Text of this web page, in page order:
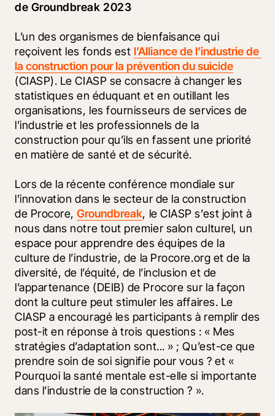
de Groundbreak 2023
L’un des organismes de bienfaisance qui
reçoivent les fonds est l’Alliance de l’industrie de
la construction pour la prévention du suicide
(CIASP). Le CIASP se consacre à changer les
statistiques en éduquant et en outillant les
organisations, les fournisseurs de services de
l’industrie et les professionnels de la
construction pour qu’ils en fassent une priorité
en matière de santé et de sécurité.
Lors de la récente conférence mondiale sur
l’innovation dans le secteur de la construction
de Procore, Groundbreak, le CIASP s’est joint à
nous dans notre tout premier salon culturel, un
espace pour apprendre des équipes de la
culture de l’industrie, de la Procore.org et de la
diversité, de l’équité, de l’inclusion et de
l’appartenance (DEIB) de Procore sur la façon
dont la culture peut stimuler les affaires. Le
CIASP a encouragé les participants à remplir des
post-it en réponse à trois questions : « Mes
stratégies d’adaptation sont... » ; Qu’est-ce que
prendre soin de soi signifie pour vous ? et «
Pourquoi la santé mentale est-elle si importante
dans l’industrie de la construction ? ».